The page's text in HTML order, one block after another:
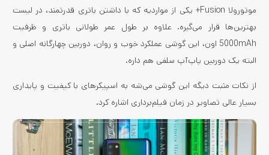
موتورولا Fusion+ یکی از مواردیه که با داشتن باتری قدرتمند، در لیست
بهترین‌ها قرار می‌گیره. علاوه بر طول عمر طولانی باتری و ظرفیت
5000mAh اون، این گوشی عملکرد خوب و روان، دوربین چهارگانه اصلی و
البته یک دوربین پاپ‌آپ سلفی هم داره.
از نکات مثبت دیگه این گوشی می‌شه به اسپیکرهای با کیفیت و پایداری
بسیار عالی تصاویر در زمان فیلم‌برداری اشاره کرد.